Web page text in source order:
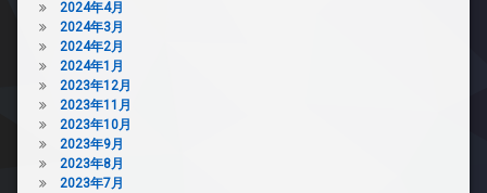
2024年4月
2024年3月
2024年2月
2024年1月
2023年12月
2023年11月
2023年10月
2023年9月
2023年8月
2023年7月